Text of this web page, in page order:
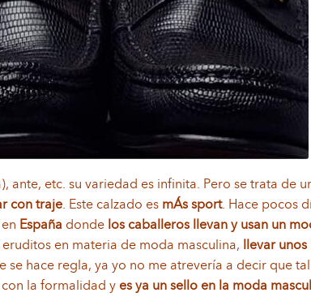
ante, etc. su variedad es infinita. Pero se trata de
con traje. Este calzado es mÁs sport. Hace pocos
España donde los caballeros llevan y usan un
eruditos en materia de moda masculina,
llevar
se hace regla, ya yo no me atrevería a decir que
la formalidad y es ya un sello en la moda